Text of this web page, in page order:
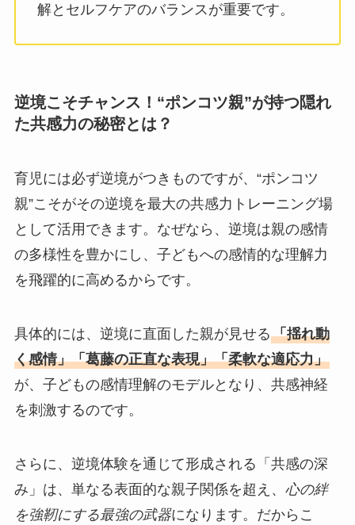
解とセルフケアのバランスが重要です。
逆境こそチャンス！“ポンコツ親”が持つ隠れ
た共感力の秘密とは？
育児には必ず逆境がつきものですが、“ポンコツ
親”こそがその逆境を最大の共感力トレーニング場
として活用できます。なぜなら、逆境は親の感情
の多様性を豊かにし、子どもへの感情的な理解力
を飛躍的に高めるからです。
具体的には、逆境に直面した親が見せる「揺れ動
く感情」「葛藤の正直な表現」「柔軟な適応力」
が、子どもの感情理解のモデルとなり、共感神経
を刺激するのです。
さらに、逆境体験を通じて形成される「共感の深
み」は、単なる表面的な親子関係を超え、 心の絆
を強靭にする最強の武器になります。だからこ